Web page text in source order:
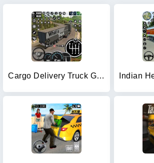
Cargo Delivery Truck Games 3D